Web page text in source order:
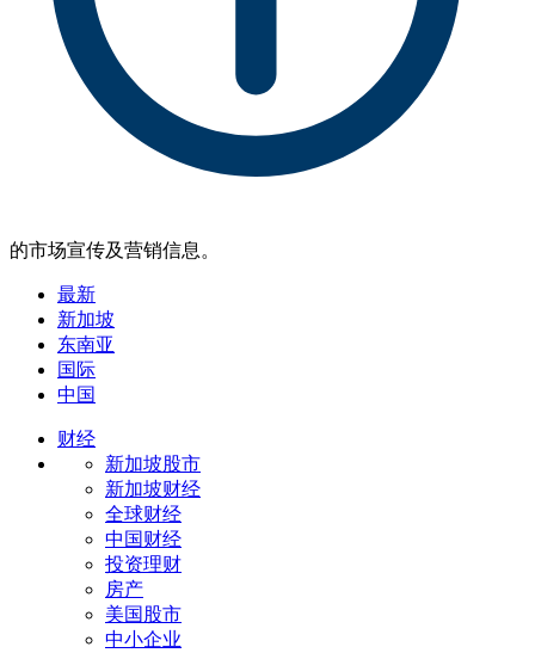
的市场宣传及营销信息。
最新
新加坡
东南亚
国际
中国
财经
新加坡股市
新加坡财经
全球财经
中国财经
投资理财
房产
美国股市
中小企业